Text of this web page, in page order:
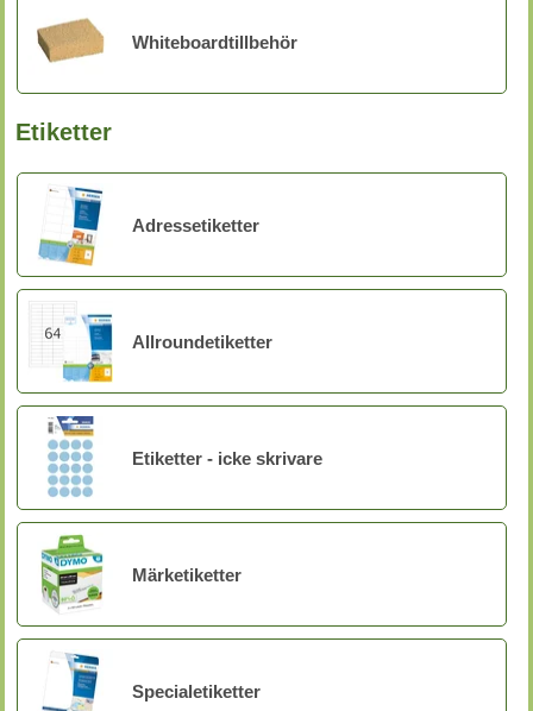
Whiteboardtillbehör
Etiketter
Adressetiketter
Allroundetiketter
Etiketter - icke skrivare
Märketiketter
Specialetiketter